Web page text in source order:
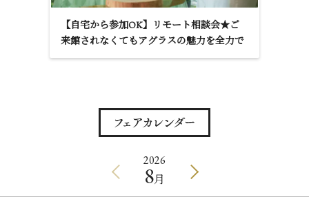
【自宅から参加OK】リモート相談会★ご
来館されなくてもアグラスの魅力を全力で
お伝えします！
2026
8月